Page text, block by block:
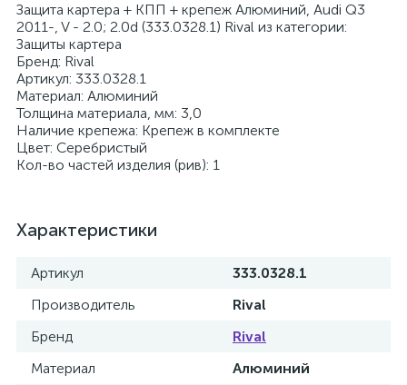
Защита картера + КПП + крепеж Алюминий, Audi Q3
2011-, V - 2.0; 2.0d (333.0328.1) Rival из категории:
Защиты картера
Бренд: Rival
Артикул: 333.0328.1
Материал: Алюминий
Толщина материала, мм: 3,0
Наличие крепежа: Крепеж в комплекте
Цвет: Серебристый
Кол-во частей изделия (рив): 1
Характеристики
Артикул
333.0328.1
Производитель
Rival
Бренд
Rival
Материал
Алюминий